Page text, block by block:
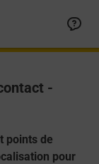
-
points de
pour